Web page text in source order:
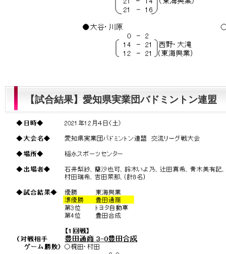
【試合結果】愛知県実業団バドミントン連